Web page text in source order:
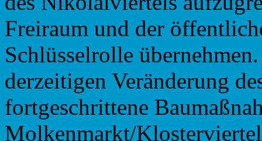
Freiraum und der
Schlüsselrolle
derzeitigen Veränderung
fortgeschrittene
Molkenmarkt/